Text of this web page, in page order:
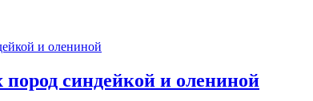
синдейкой и олениной